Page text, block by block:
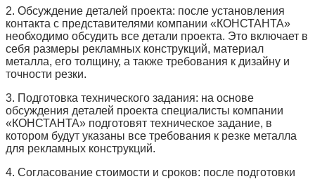
2. Обсуждение деталей проекта: после установления
контакта с представителями компании «КОНСТАНТА»
необходимо обсудить все детали проекта. Это включает в
себя размеры рекламных конструкций, материал
металла, его толщину, а также требования к дизайну и
точности резки.
3. Подготовка технического задания: на основе
обсуждения деталей проекта специалисты компании
«КОНСТАНТА» подготовят техническое задание, в
котором будут указаны все требования к резке металла
для рекламных конструкций.
4. Согласование стоимости и сроков: после подготовки